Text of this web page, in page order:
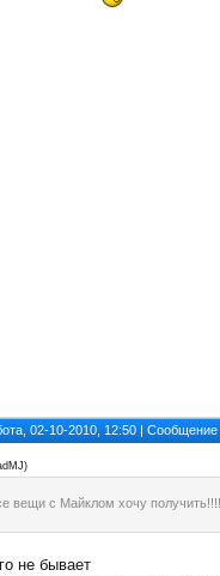
02-10-2010, 12:50 |
)
вещи с Майклом хочу
не бывает